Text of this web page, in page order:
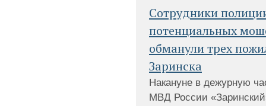
Сотрудники
потенциальных
обманули трех
Заринска
Накануне в дежурную
МВД России